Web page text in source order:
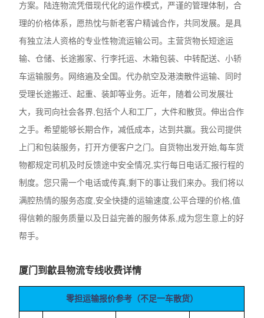
方案。陆连物流凭借现代化的运作模式，严谨的管理体制，合
理的价格体系，愿热忱与新老客户精诚合作，共同发展。是具
有独立法人资格的专业性物流运输公司。主营货物长短途运
输、仓储、长途搬家、行李托运、木箱包装、中转配送、小轿
车运输服务。网络遍及全国。代办航空及港澳散件运输、同时
受理长途搬迁、起重、装卸等业务。近年，随着公司发展壮
大，我司向社会各界,包括个人和工厂，大件和散货。伸出合作
之手。希望能够长期合作，减低成本，达到共赢。我公司提供
上门和包装服务，打开方便客户之门。自货物出发开始,每车货
物都规定司机及时反馈途中安全情况,实行每日电话汇报行程的
制度。您只需一个电话或传真,剩下的事让我们来办。我们将以
满腔热情的服务态度,安全快捷的运输速度,公平合理的价格,值
得信赖的服务质量以及日益完善的服务体系,成为您生意上的好
帮手。
厦门到歙县物流专线收费详情
零担运输报价参考（不足一车散货）